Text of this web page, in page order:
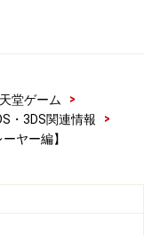
堂ゲーム
>
・3DS関連情報
>
ヤー編】